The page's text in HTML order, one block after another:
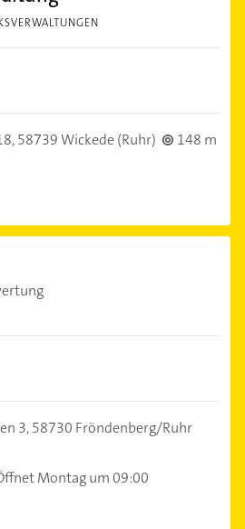
58739 Wickede (Ruhr)
148 m
3,58730 Fröndenberg/Ruhr
Montag um 09:00